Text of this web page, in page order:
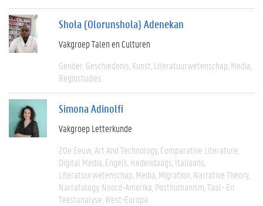
Shola (Olorunshola) Adenekan
Vakgroep Talen en Culturen
Gender Geschiedenis Kunst Literatuurwetenschap Media
Regiostudies
Simona Adinolfi
Vakgroep Letterkunde
20e Eeuw Art And Technology Comparative Literature
Digital Media Engels Hedendaags Italiaans
Literatuurwetenschap Media Migration Narrative Theory
Narratology Noord-Amerika Posthumanism Taal- En
Tekstanalyse West-Europa